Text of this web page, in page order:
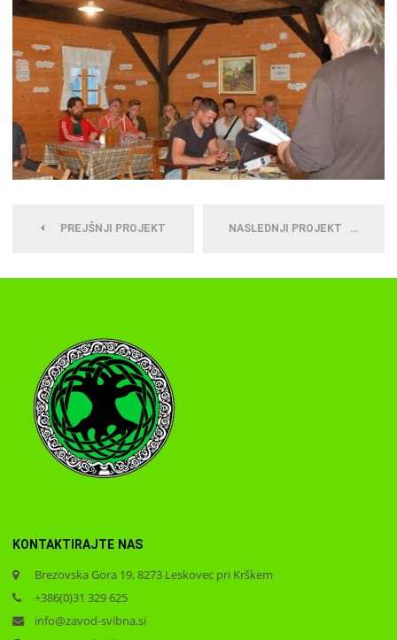
PREJŠNJI PROJEKT NASLEDNJI PROJEKT
KONTAKTIRAJTE NAS
Brezovska Gora 19, 8273 Leskovec pri Krškem
+386(0)31 329 625
info@zavod-svibna.si